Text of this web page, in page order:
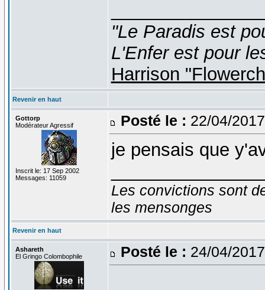
"Le Paradis est
L'Enfer est pour
Harrison
Revenir en haut
Gottorp
Modérateur Agressif
Inscrit le: 17 Sep 2002
Messages: 11059
Posté le : 22/04/
je pensais que
Les convictions sont
les mensonges
Revenir en haut
Ashareth
El Gringo Colombophile
Posté le : 24/04/